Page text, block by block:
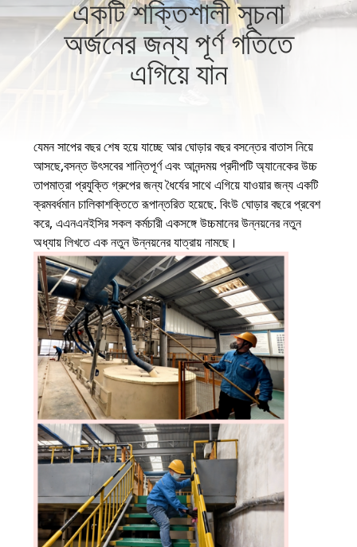
নিয়ন্ত্রণ
মামলা
সাইট
গোপনীয়তা
একটি শক্তিশালী সূচনা
অর্জনের জন্য পূর্ণ গতিতে
এগিয়ে যান
যেমন সাপের বছর শেষ হয়ে যাচ্ছে আর ঘোড়ার বছর বসন্তের বাতাস নিয়ে
আসছে,বসন্ত উৎসবের শান্তিপূর্ণ এবং আনন্দময় প্রদীপটি অ্যানেকের উচ্চ
তাপমাত্রা প্রযুক্তি গ্রুপের জন্য ধৈর্যের সাথে এগিয়ে যাওয়ার জন্য একটি
ক্রমবর্ধমান চালিকাশক্তিতে রূপান্তরিত হয়েছে. বিংউ ঘোড়ার বছরে প্রবেশ
করে, এএনএনইসির সকল কর্মচারী একসঙ্গে উচ্চমানের উন্নয়নের নতুন
অধ্যায় লিখতে এক নতুন উন্নয়নের যাত্রায় নামছে।